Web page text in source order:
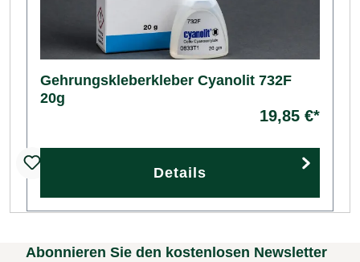
Gehrungskleberkleber Cyanolit 732F
20g
19,85 €*
Details
Abonnieren Sie den kostenlosen Newsletter